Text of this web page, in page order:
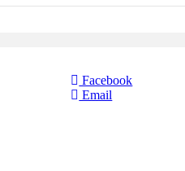
Facebook
Email